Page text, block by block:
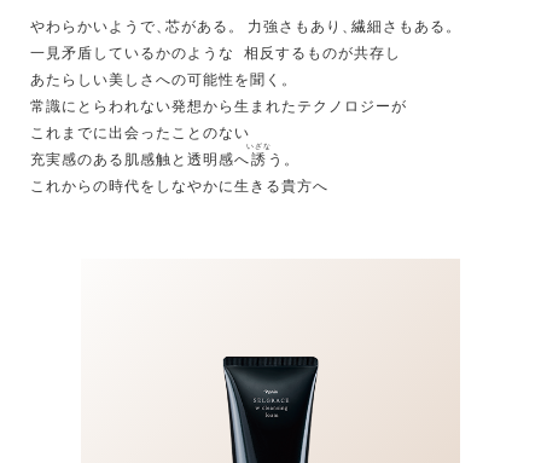
やわらかいようで 、芯がある 。 力強さもあり 、繊細さもある 。
一見矛盾しているかのような 相反するものが共存し
あたらしい美しさへの可能性を聞く 。
常識にとらわれない発想から生まれたテクノロジーが
これまでに出会ったことのない
充実感のある肌感触と透明感へ誘
いざな
う 。
これからの時代をしなやかに生きる貴方へ